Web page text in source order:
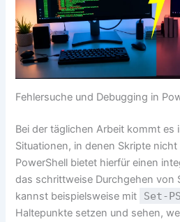
Fehlersuche und Debugging in
Bei der täglichen Arbeit kommt es
Situationen, in denen Skripte
PowerShell bietet hierfür einen
das schrittweise Durchgehen von
kannst beispielsweise mit
Set-
Haltepunkte setzen und sehen,